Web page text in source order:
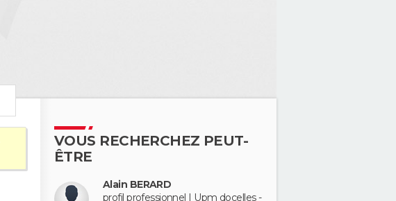
VOUS RECHERCHEZ PEUT-
ÊTRE
Alain BERARD
profil professionnel | Upm docelles -